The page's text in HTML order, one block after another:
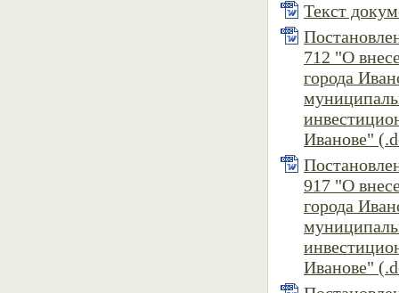
Текст
712 "О
города
Иванове"
917 "О
города
Иванове"